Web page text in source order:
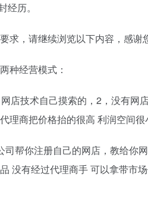
经历。
求，请继续浏览以下内容，感谢
种经营模式：
店技术自己摸索的，2，没有网
理商把价格抬的很高 利润空间很
司帮你注册自己的网店，教给你
没有经过代理商手 可以拿带市